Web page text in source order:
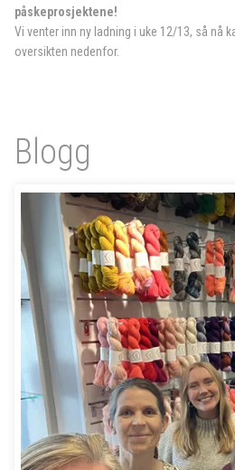
påskeprosjektene!
Vi venter inn ny ladning i uke 12/13, så nå
oversikten nedenfor.
Blogg